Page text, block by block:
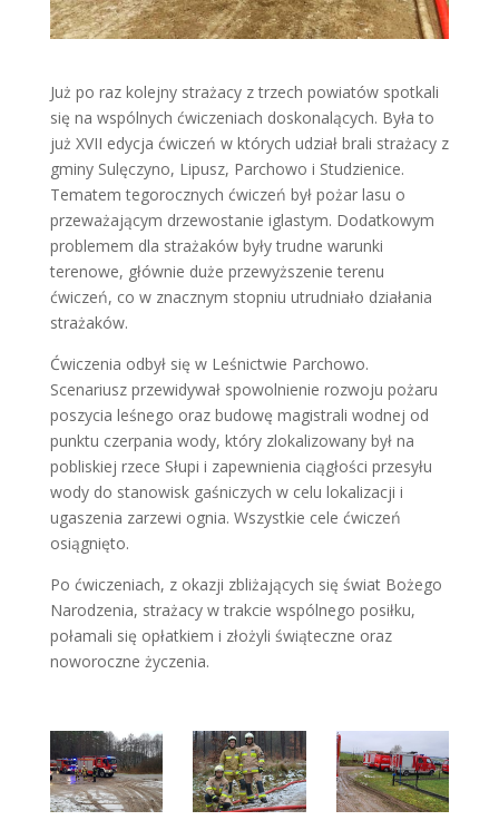
Już po raz kolejny strażacy z trzech powiatów spotkali
się na wspólnych ćwiczeniach doskonalących. Była to
już XVII edycja ćwiczeń w których udział brali strażacy z
gminy Sulęczyno, Lipusz, Parchowo i Studzienice.
Tematem tegorocznych ćwiczeń był pożar lasu o
przeważającym drzewostanie iglastym. Dodatkowym
problemem dla strażaków były trudne warunki
terenowe, głównie duże przewyższenie terenu
ćwiczeń, co w znacznym stopniu utrudniało działania
strażaków.
Ćwiczenia odbył się w Leśnictwie Parchowo.
Scenariusz przewidywał spowolnienie rozwoju pożaru
poszycia leśnego oraz budowę magistrali wodnej od
punktu czerpania wody, który zlokalizowany był na
pobliskiej rzece Słupi i zapewnienia ciągłości przesyłu
wody do stanowisk gaśniczych w celu lokalizacji i
ugaszenia zarzewi ognia. Wszystkie cele ćwiczeń
osiągnięto.
Po ćwiczeniach, z okazji zbliżających się świat Bożego
Narodzenia, strażacy w trakcie wspólnego posiłku,
połamali się opłatkiem i złożyli świąteczne oraz
noworoczne życzenia.